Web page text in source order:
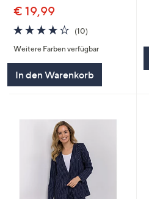
€ 19,99
4.1
von
5
(10)10
Weitere Farben verfügbar
In den Warenkorb